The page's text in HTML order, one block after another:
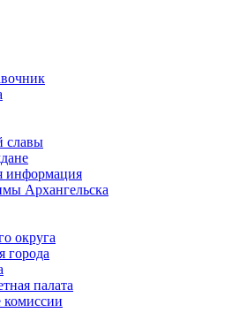
славы
информация
Архангельска
округа
города
палата
комиссии